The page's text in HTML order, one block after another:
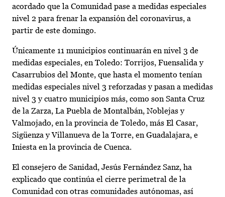
acordado que la Comunidad pase a medidas especiales
nivel 2 para frenar la expansión del coronavirus, a
partir de este domingo.
Únicamente 11 municipios continuarán en nivel 3 de
medidas especiales, en Toledo: Torrijos, Fuensalida y
Casarrubios del Monte, que hasta el momento tenían
medidas especiales nivel 3 reforzadas y pasan a medidas
nivel 3 y cuatro municipios más, como son Santa Cruz
de la Zarza, La Puebla de Montalbán, Noblejas y
Valmojado, en la provincia de Toledo, más El Casar,
Sigüenza y Villanueva de la Torre, en Guadalajara, e
Iniesta en la provincia de Cuenca.
El consejero de Sanidad, Jesús Fernández Sanz, ha
explicado que continúa el cierre perimetral de la
Comunidad con otras comunidades autónomas, así